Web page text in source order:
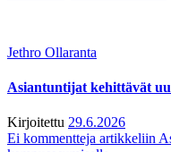
Jethro Ollaranta
Asiantuntijat kehittävät
Kirjoitettu 29.6.2026
Ei kommentteja artikkeliin